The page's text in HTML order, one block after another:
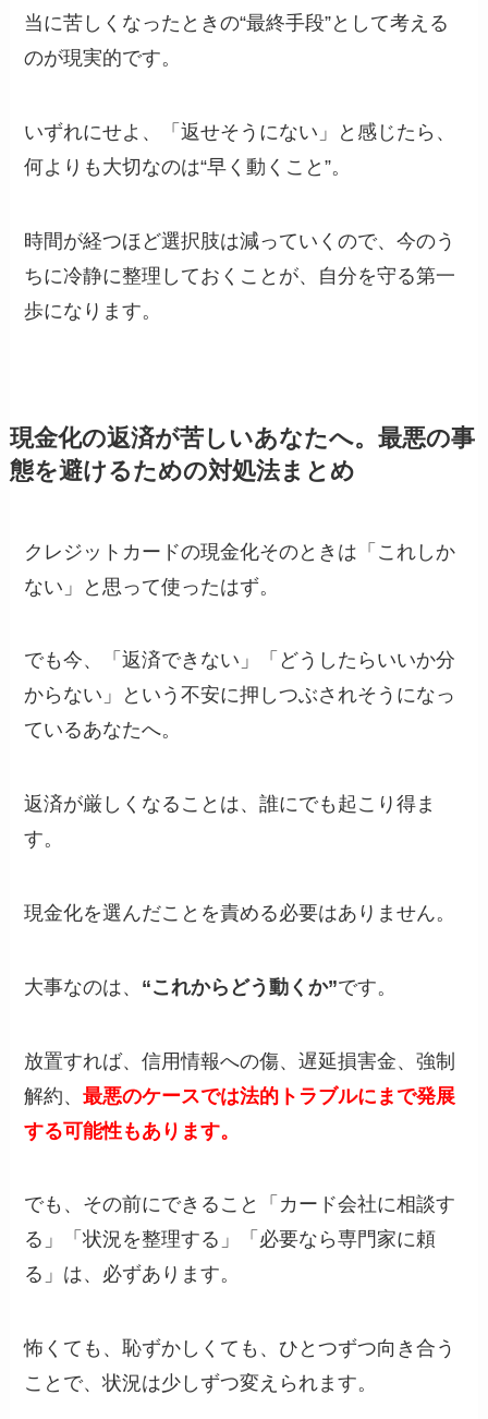
当に苦しくなったときの“最終手段”として考える
のが現実的です。
いずれにせよ、「返せそうにない」と感じたら、
何よりも大切なのは“早く動くこと”。
時間が経つほど選択肢は減っていくので、今のう
ちに冷静に整理しておくことが、自分を守る第一
歩になります。
現金化の返済が苦しいあなたへ。最悪の事
態を避けるための対処法まとめ
クレジットカードの現金化そのときは「これしか
ない」と思って使ったはず。
でも今、「返済できない」「どうしたらいいか分
からない」という不安に押しつぶされそうになっ
ているあなたへ。
返済が厳しくなることは、誰にでも起こり得ま
す。
現金化を選んだことを責める必要はありません。
大事なのは、 “これからどう動くか”です。
放置すれば、信用情報への傷、遅延損害金、強制
解約、最悪のケースでは法的トラブルにまで発展
する可能性もあります。
でも、その前にできること「カード会社に相談す
る」「状況を整理する」「必要なら専門家に頼
る」は、必ずあります。
怖くても、恥ずかしくても、ひとつずつ向き合う
ことで、状況は少しずつ変えられます。